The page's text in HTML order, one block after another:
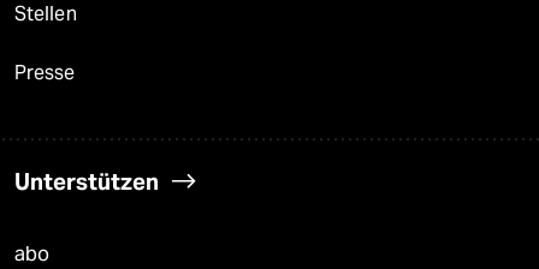
Stellen
Presse
Unterstützen
abo